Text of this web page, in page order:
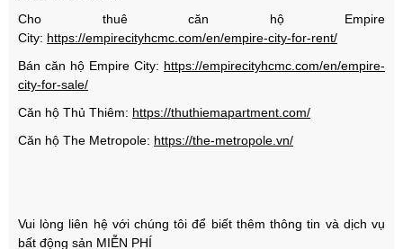
Cho thuê căn hộ Empire
City: https://empirecityhcmc.com/en/empire-city-for-rent/
Bán căn hộ Empire City: https://empirecityhcmc.com/en/empire-
city-for-sale/
Căn hộ Thủ Thiêm: https://thuthiemapartment.com/
Căn hộ The Metropole: https://the-metropole.vn/
Vui lòng liên hệ với chúng tôi để biết thêm thông tin và dịch vụ
bất động sản MIỄN PHÍ